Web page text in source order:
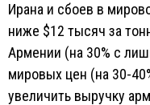
Ирана и сбоев в
ниже $12 тысяч за
Армении (на 30% с
мировых цен (на 30-
увеличить выручку